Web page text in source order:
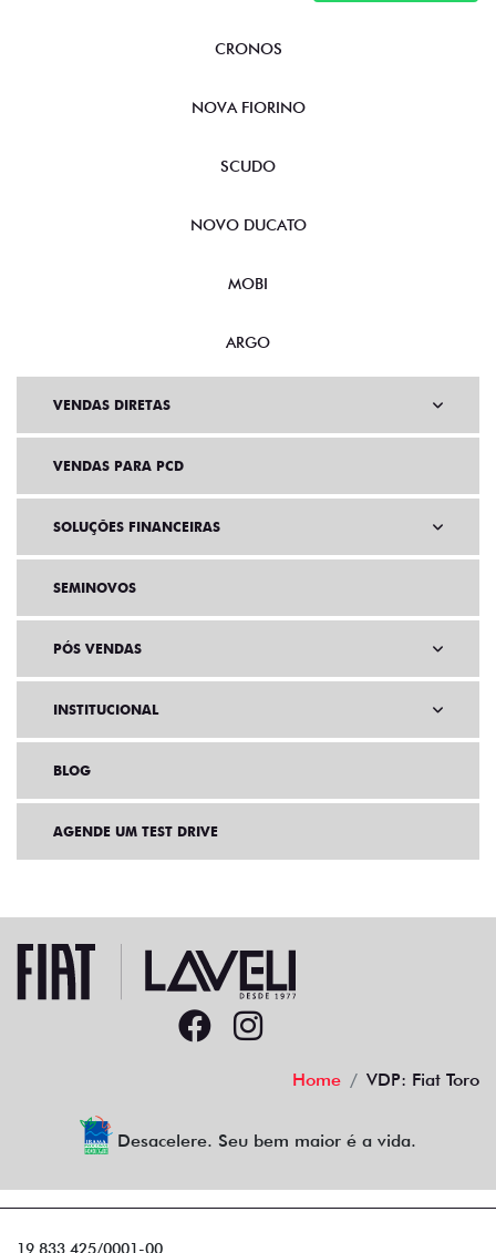
CRONOS
NOVA FIORINO
SCUDO
NOVO DUCATO
MOBI
ARGO
VENDAS DIRETAS
VENDAS PARA PCD
SOLUÇÕES FINANCEIRAS
SEMINOVOS
PÓS VENDAS
INSTITUCIONAL
BLOG
AGENDE UM TEST DRIVE
Home VDP: Fiat Toro
Desacelere. Seu bem maior é a vida.
19.833.425/0001-00